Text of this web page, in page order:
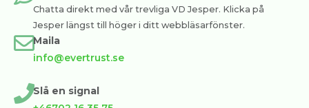
Chatta direkt med vår trevliga VD Jesper. Klicka på
Jesper längst till höger i ditt webbläsarfönster.
Maila
info@evertrust.se
Slå en signal